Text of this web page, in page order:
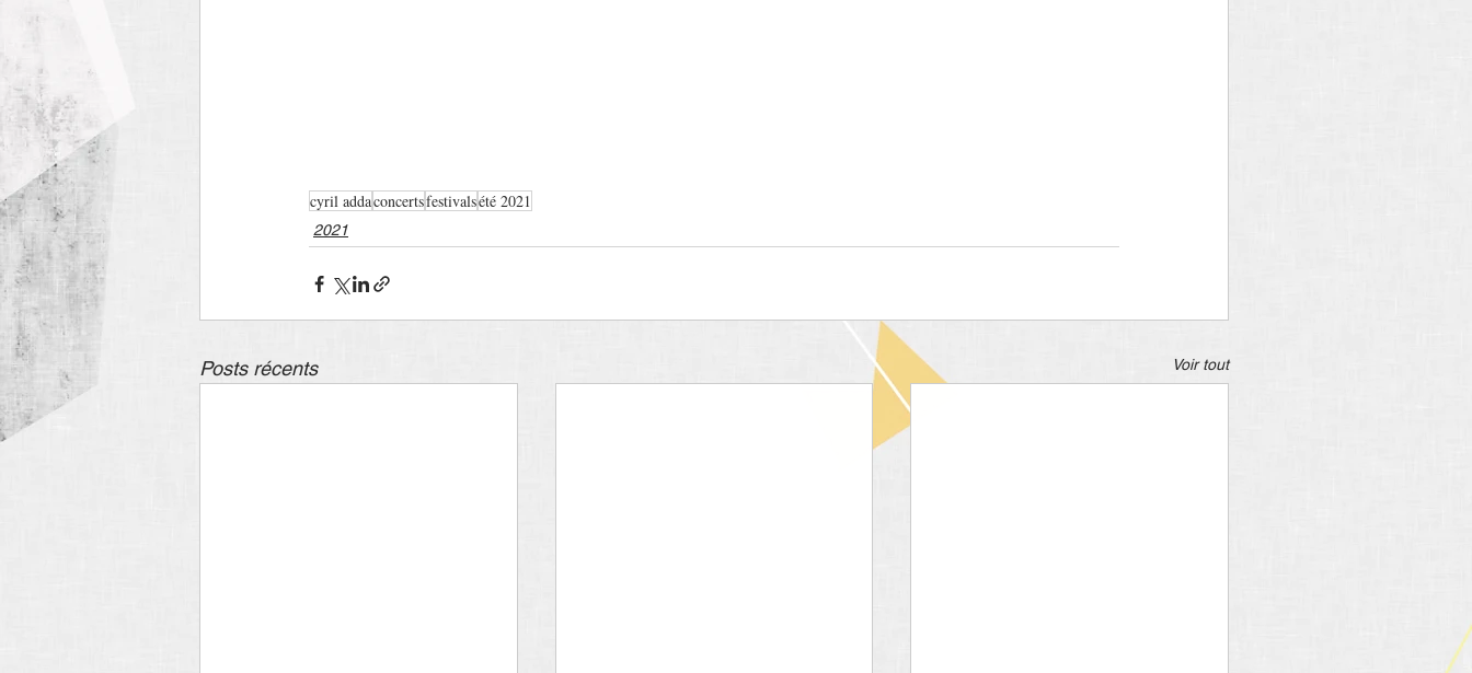
cyril addaconcertsfestivalsété 2021
2021
Posts récents Voir tout